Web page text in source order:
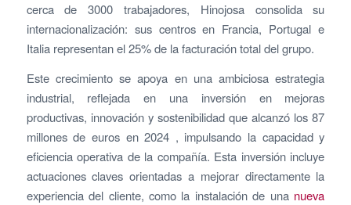
cerca de 3000 trabajadores, Hinojosa consolida su
internacionalización: sus centros en Francia, Portugal e
Italia representan el 25% de la facturación total del grupo.
Este crecimiento se apoya en una ambiciosa estrategia
industrial, reflejada en una inversión en mejoras
productivas, innovación y sostenibilidad que alcanzó los 87
millones de euros en 2024 , impulsando la capacidad y
eficiencia operativa de la compañía. Esta inversión incluye
actuaciones claves orientadas a mejorar directamente la
experiencia del cliente, como la instalación de una nueva